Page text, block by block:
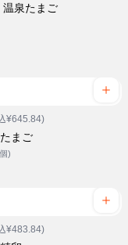
温泉たまご
¥645.84)
まご
)
¥483.84)